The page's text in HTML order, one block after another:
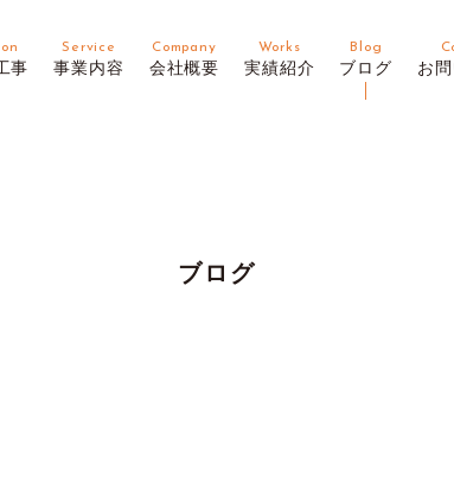
事
Service
事業内容
Company
会社概要
Works
実績紹介
Blog
ブログ お
ブログ